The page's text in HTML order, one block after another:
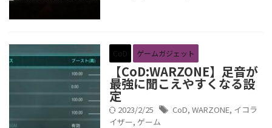
CoD ゲームガジェット
【CoD:WARZONE】足音が
最強に聞こえやすくなる設
定
2023/2/25 CoD, WARZONE, イコラ
イザー, ゲーム